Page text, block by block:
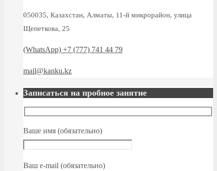
050035, Казахстан, Алматы, 11-й микрорайон, улица
Щепеткова, 25
(WhatsApp) +7 (777) 741 44 79
mail@kanku.kz
Записаться на пробное занятие
Ваше имя (обязательно)
Ваш e-mail (обязательно)